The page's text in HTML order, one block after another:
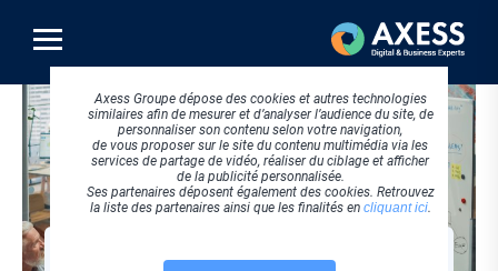
contenu
principal
Visuel
principal
Axess Groupe dépose des cookies et autres technologies
similaires afin de mesurer et d’analyser l’audience du site, de
personnaliser son contenu selon votre navigation,
de vous proposer sur le site du contenu multimédia via les
services de partage de vidéo, réaliser du ciblage et afficher
de la publicité personnalisée.
Ses partenaires déposent également des cookies. Retrouvez
la liste des partenaires ainsi que les finalités en cliquant ici.